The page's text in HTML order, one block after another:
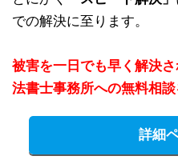
での解決に至ります。
被害を一日でも早く解決
法書士事務所への無料相談
詳細